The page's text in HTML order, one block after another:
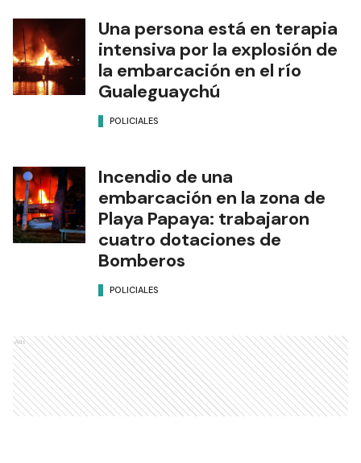
Una persona está en terapia
intensiva por la explosión de
la embarcación en el río
Gualeguaychú
POLICIALES
Incendio de una
embarcación en la zona de
Playa Papaya: trabajaron
cuatro dotaciones de
Bomberos
POLICIALES
Ads